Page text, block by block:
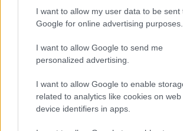
I want to allow my user data to be sent
Google for online advertising purposes.
I want to allow Google to send me
personalized advertising.
I want to allow Google to enable
related to analytics like cookies on
device identifiers in apps.
Κάτω από το καπό της κορυφαίας
καινούριο ηλεκτροκινητήρα του
, και
αυτόματο κιβώτιο μιας σχέσης. Το
συστοιχία μπαταριών συνολικής
εξασφαλίζοντας αυτονομία